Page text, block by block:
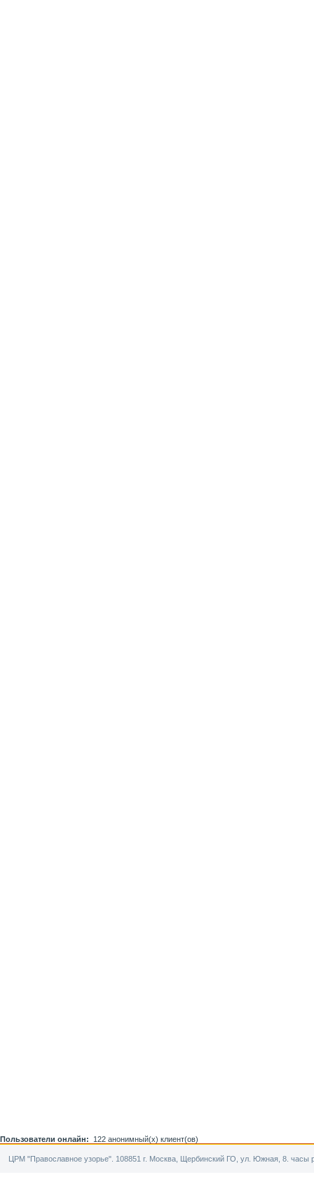
Пользователи онлайн: 122 анонимный(х) клиент(ов)
ЦРМ "Православное узорье". 108851 г. Москва, Щербинский ГО, ул. Южная, 8. часы